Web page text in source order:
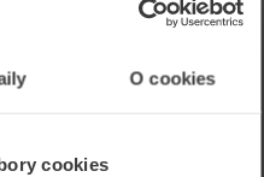
O cookies
cookies